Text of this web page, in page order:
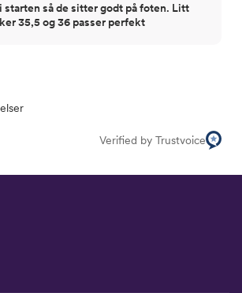
starten så de sitter godt på foten. Litt
35,5 og 36 passer perfekt
Verified by Trustvoice